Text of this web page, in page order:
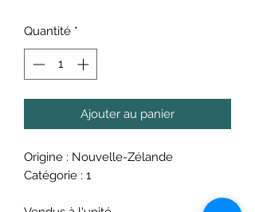
Quantité *
Ajouter au panier
Origine : Nouvelle-Zélande
Catégorie : 1